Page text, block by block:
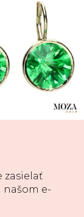
zasielať
e-